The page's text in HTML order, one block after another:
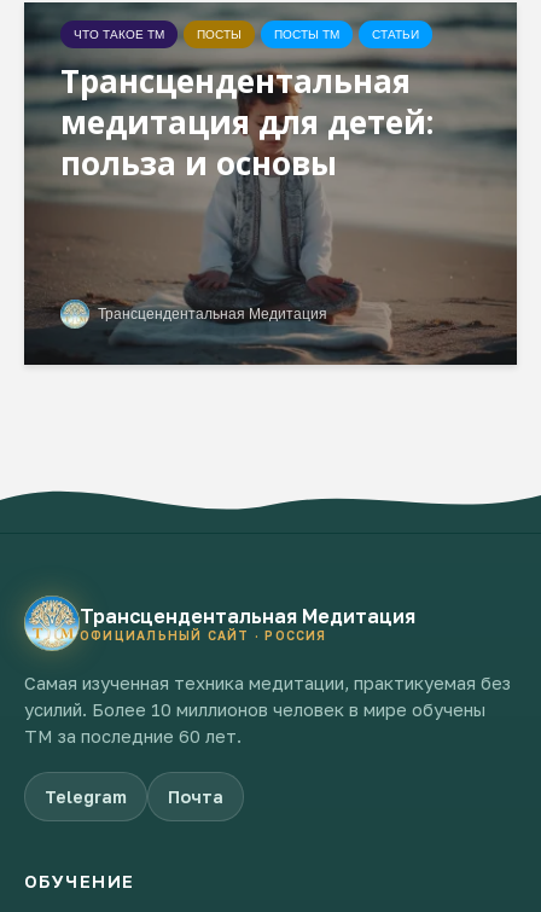
ЧТО ТАКОЕ ТМ ПОСТЫ ПОСТЫ ТМ СТАТЬИ
Трансцендентальная
медитация для детей:
польза и основы
Трансцендентальная Медитация
Трансцендентальная Медитация
ОФИЦИАЛЬНЫЙ САЙТ · РОССИЯ
Самая изученная техника медитации, практикуемая без
усилий. Более 10 миллионов человек в мире обучены
ТМ за последние 60 лет.
Telegram Почта
ОБУЧЕНИЕ